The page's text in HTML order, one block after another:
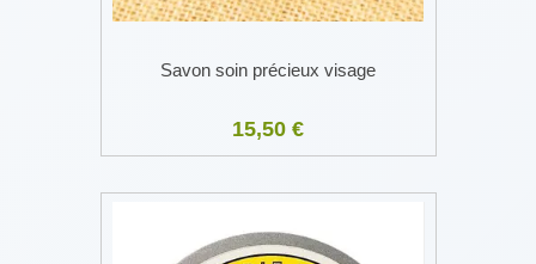
Savon soin précieux visage
15,50 €